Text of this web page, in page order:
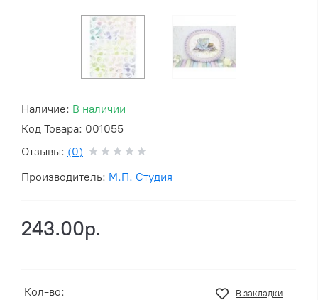
Наличие: В наличии
Код Товара: 001055
Отзывы: (0)
Производитель: М.П. Студия
243.00р.
Кол-во: В закладки